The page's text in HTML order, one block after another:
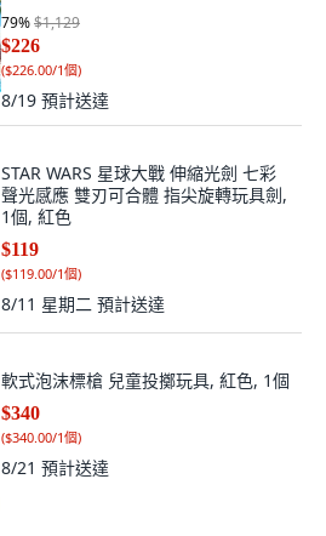
79%$1,129
$226
($226.00/1個)
8/19 預計送達
STAR WARS 星球大戰 伸縮光劍 七彩
聲光感應 雙刃可合體 指尖旋轉玩具劍,
1個, 紅色
$119
($119.00/1個)
8/11 星期二 預計送達
軟式泡沫標槍 兒童投擲玩具, 紅色, 1個
$340
($340.00/1個)
8/21 預計送達